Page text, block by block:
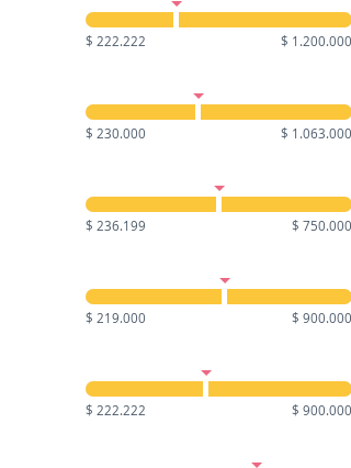
$ 222.222 $ 1.200.000
$ 230.000 $ 1.063.000
$ 236.199 $ 750.000
$ 219.000 $ 900.000
$ 222.222 $ 900.000